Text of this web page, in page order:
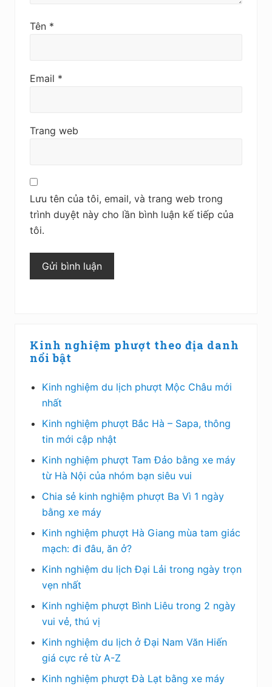
Tên *
Email *
Trang web
Lưu tên của tôi, email, và trang web trong
trình duyệt này cho lần bình luận kế tiếp của
tôi.
Sidebar
chính
Kinh nghiệm phượt theo địa danh
nổi bật
Kinh nghiệm du lịch phượt Mộc Châu mới
nhất
Kinh nghiệm phượt Bắc Hà – Sapa, thông
tin mới cập nhật
Kinh nghiệm phượt Tam Đảo bằng xe máy
từ Hà Nội của nhóm bạn siêu vui
Chia sẻ kinh nghiệm phượt Ba Vì 1 ngày
bằng xe máy
Kinh nghiệm phượt Hà Giang mùa tam giác
mạch: đi đâu, ăn ở?
Kinh nghiệm du lịch Đại Lải trong ngày trọn
vẹn nhất
Kinh nghiệm phượt Bình Liêu trong 2 ngày
vui vẻ, thú vị
Kinh nghiệm du lịch ở Đại Nam Văn Hiến
giá cực rẻ từ A-Z
Kinh nghiệm phượt Đà Lạt bằng xe máy